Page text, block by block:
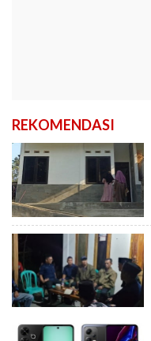
REKOMENDASI